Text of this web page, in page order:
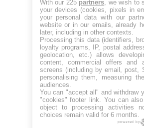
With our 225 partners , we wish to
your devices (cookies, pixels in
your personal data with our
website or in our emails, already
later, including in other contexts.
Processing this data (identifiers,
loyalty programs, IP, postal
geolocation, etc.) allows
content, commercial offers and
screens (including by email, post,
personalising them, measuring
audiences.
You can "accept all" and withdraw
"cookies" footer link . You can
object to processing activities
choices remain valid for 6 months.
powered by